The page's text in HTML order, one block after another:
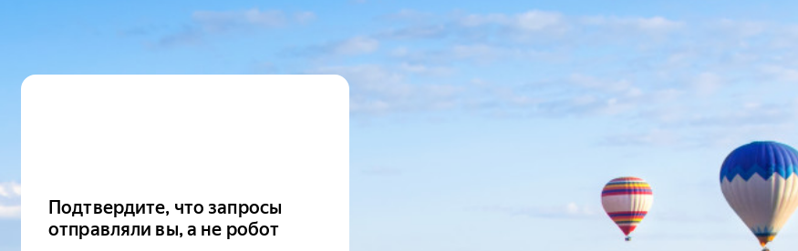
Подтвердите, что запросы
отправляли вы, а не робот